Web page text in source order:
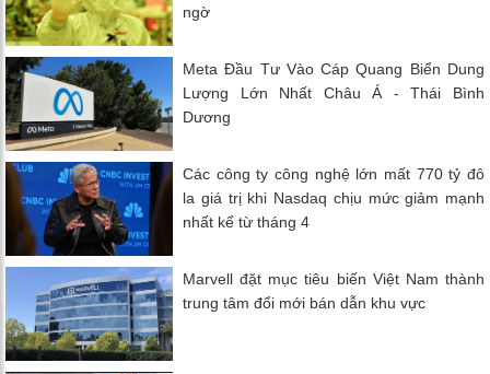
ngờ
Meta Đầu Tư Vào Cáp Quang Biển Dung
Lượng Lớn Nhất Châu Á - Thái Bình
Dương
Các công ty công nghệ lớn mất 770 tỷ đô
la giá trị khi Nasdaq chịu mức giảm mạnh
nhất kể từ tháng 4
Marvell đặt mục tiêu biến Việt Nam thành
trung tâm đổi mới bán dẫn khu vực